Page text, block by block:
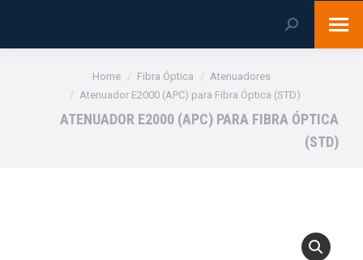
Search:
You are here:Home Fibra Óptica
Atenuadores
Atenuador E2000 (APC) para Fibra Óptica (STD)
ATENUADOR E2000 (APC) PARA FIBRA ÓPTICA
(STD)